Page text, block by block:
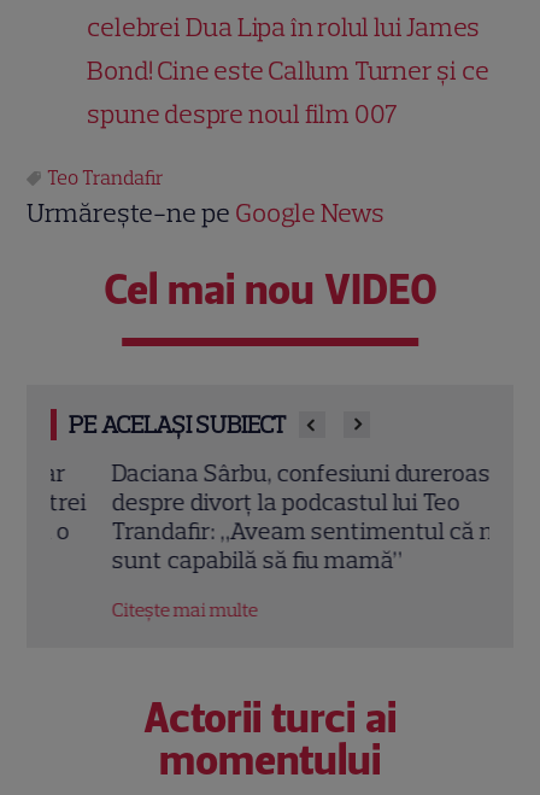
celebrei Dua Lipa în rolul lui James
Bond! Cine este Callum Turner și ce
spune despre noul film 007
Teo Trandafir
Urmărește-ne pe Google News
Cel mai nou VIDEO
PE ACELAȘI SUBIECT
Daciana Sârbu, confesiuni dureroase
despre divorț la podcastul lui Teo
Trandafir: „Aveam sentimentul că nu
sunt capabilă să fiu mamă”
Citește mai multe
Actorii turci ai
momentului